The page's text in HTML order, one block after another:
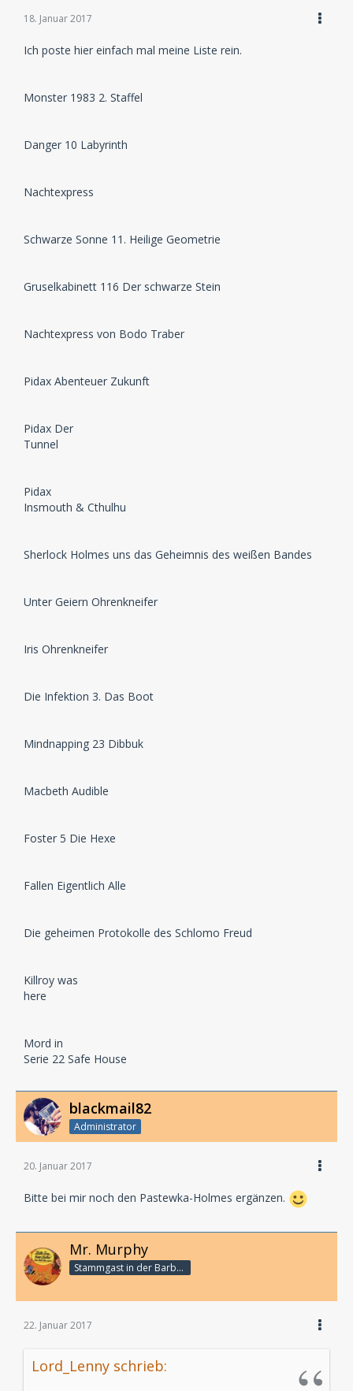
18. Januar 2017
Ich poste hier einfach mal meine Liste rein.
Monster 1983 2. Staffel
Danger 10 Labyrinth
Nachtexpress
Schwarze Sonne 11. Heilige Geometrie
Gruselkabinett 116 Der schwarze Stein
Nachtexpress von Bodo Traber
Pidax Abenteuer Zukunft
Pidax Der
Tunnel
Pidax
Insmouth & Cthulhu
Sherlock Holmes uns das Geheimnis des weißen Bandes
Unter Geiern Ohrenkneifer
Iris Ohrenkneifer
Die Infektion 3. Das Boot
Mindnapping 23 Dibbuk
Macbeth Audible
Foster 5 Die Hexe
Fallen Eigentlich Alle
Die geheimen Protokolle des Schlomo Freud
Killroy was
here
Mord in
Serie 22 Safe House
blackmail82
Administrator
20. Januar 2017
Bitte bei mir noch den Pastewka-Holmes ergänzen.
Mr. Murphy
Stammgast in der Barbarabar
22. Januar 2017
Lord_Lenny schrieb: